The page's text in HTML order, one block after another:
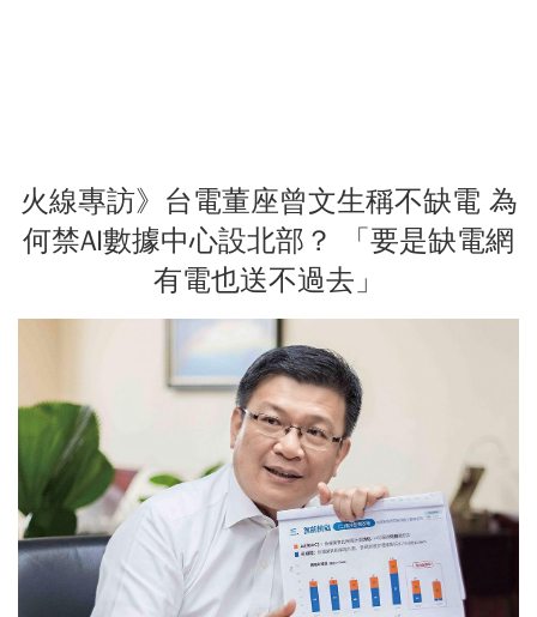
火線專訪》台電董座曾文生稱不缺電 為
何禁AI數據中心設北部？ 「要是缺電網
有電也送不過去」